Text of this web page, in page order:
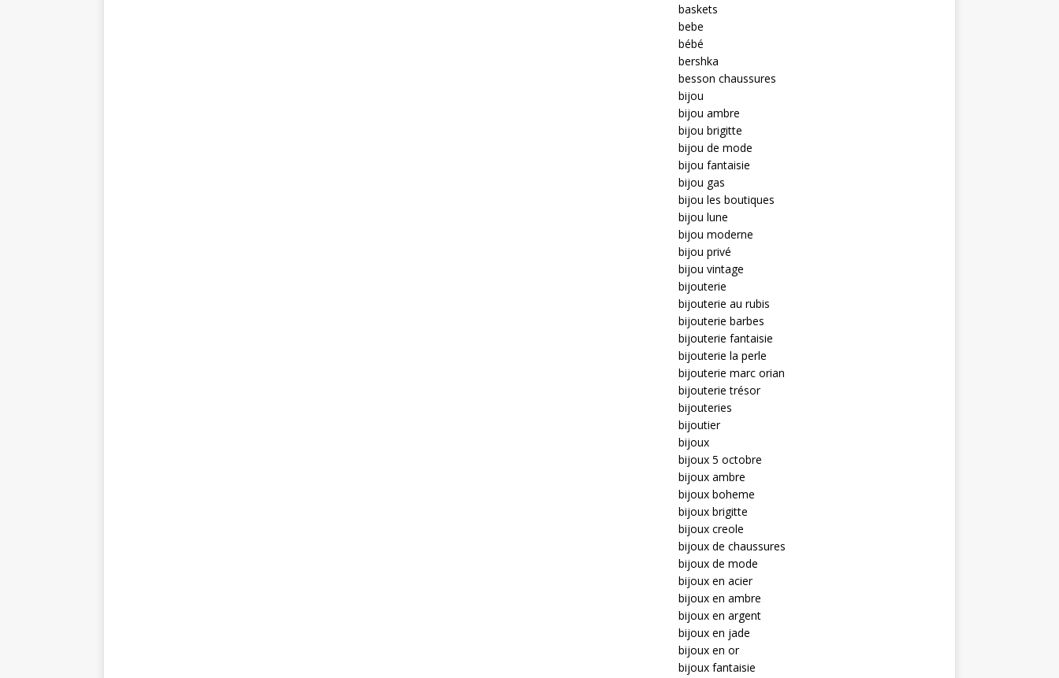
baskets
bebe
bébé
bershka
besson chaussures
bijou
bijou ambre
bijou brigitte
bijou de mode
bijou fantaisie
bijou gas
bijou les boutiques
bijou lune
bijou moderne
bijou privé
bijou vintage
bijouterie
bijouterie au rubis
bijouterie barbes
bijouterie fantaisie
bijouterie la perle
bijouterie marc orian
bijouterie trésor
bijouteries
bijoutier
bijoux
bijoux 5 octobre
bijoux ambre
bijoux boheme
bijoux brigitte
bijoux creole
bijoux de chaussures
bijoux de mode
bijoux en acier
bijoux en ambre
bijoux en argent
bijoux en jade
bijoux en or
bijoux fantaisie